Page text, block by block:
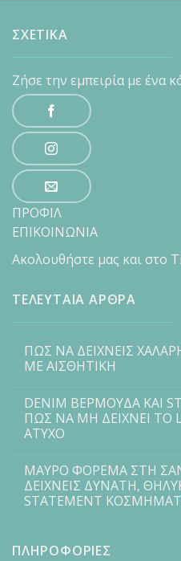
ΣΧΕΤΙΚΑ
Ζήσε την εμπειρία με ένα
ΠΡΟΦΙΛ
ΕΠΙΚΟΙΝΩΝΙΑ
Ακολουθήστε μας και στο
ΤΕΛΕΥΤΑΙΑ ΑΡΘΡΑ
ΠΩΣ ΝΑ ΔΕΙΧΝΕΙΣ
ΜΕ ΑΙΣΘΗΤΙΚΗ
DENIM ΒΕΡΜΟΥΔΑ ΚΑΙ
ΠΩΣ ΝΑ ΜΗ ΔΕΙΧΝΕΙ ΤΟ
ΑΤΥΧΟ
ΜΑΥΡΟ ΦΟΡΕΜΑ ΣΤΗ
ΔΕΙΧΝΕΙΣ ΔΥΝΑΤΗ,
STATEMENT
ΠΛΗΡΟΦΟΡΙΕΣ